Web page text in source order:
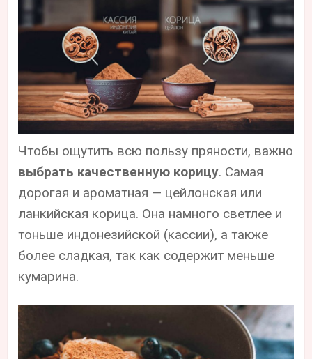
Чтобы ощутить всю пользу пряности, важно
выбрать качественную корицу. Самая
дорогая и ароматная — цейлонская или
ланкийская корица. Она намного светлее и
тоньше индонезийской (кассии), а также
более сладкая, так как содержит меньше
кумарина.